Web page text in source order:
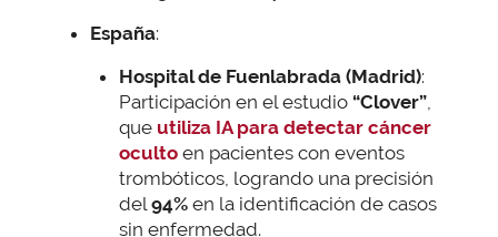
España:
Hospital de Fuenlabrada (Madrid):
Participación en el estudio “Clover”,
que utiliza IA para detectar cáncer
ocultoen pacientes con eventos
trombóticos, logrando una precisión
del94%en la identificación de casos
sin enfermedad.